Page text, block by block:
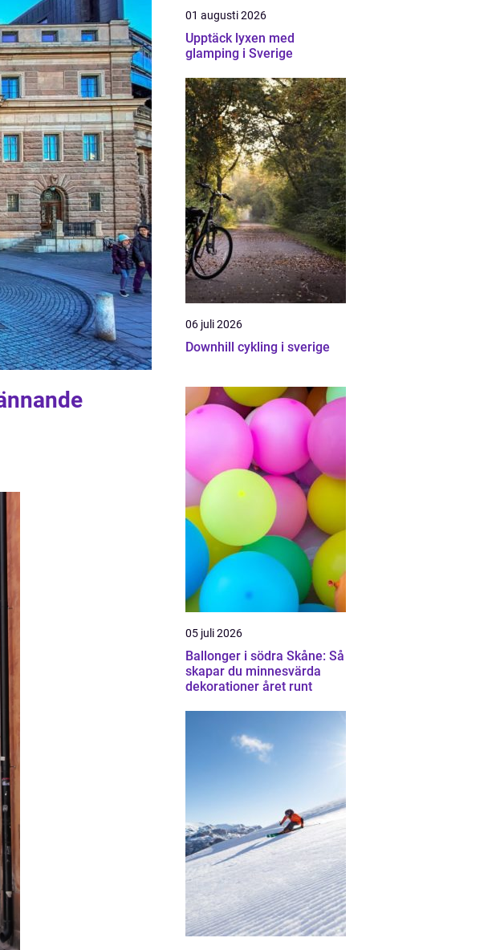
01 augusti 2026
Upptäck lyxen med
glamping i Sverige
06 juli 2026
Downhill cykling i sverige
05 juli 2026
Ballonger i södra Skåne: Så
skapar du minnesvärda
dekorationer året runt